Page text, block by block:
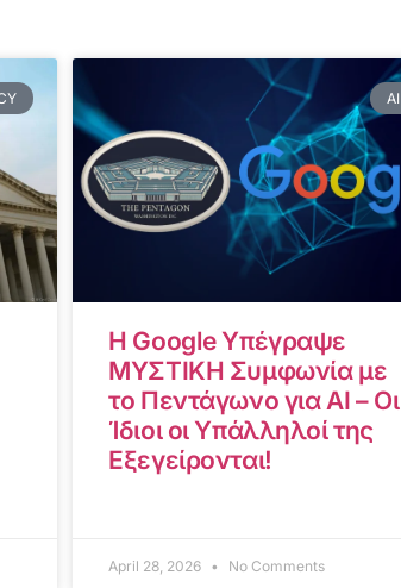
AI
Η Google Υπέγραψε
ΜΥΣΤΙΚΗ Συμφωνία με
το Πεντάγωνο για AI – Οι
Ίδιοι οι Υπάλληλοί της
Εξεγείρονται!
April 28, 2026 No Comments